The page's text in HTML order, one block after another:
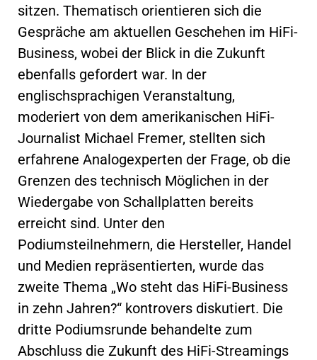
sitzen. Thematisch orientieren sich die
Gespräche am aktuellen Geschehen im HiFi-
Business, wobei der Blick in die Zukunft
ebenfalls gefordert war. In der
englischsprachigen Veranstaltung,
moderiert von dem amerikanischen HiFi-
Journalist Michael Fremer, stellten sich
erfahrene Analogexperten der Frage, ob die
Grenzen des technisch Möglichen in der
Wiedergabe von Schallplatten bereits
erreicht sind. Unter den
Podiumsteilnehmern, die Hersteller, Handel
und Medien repräsentierten, wurde das
zweite Thema „Wo steht das HiFi-Business
in zehn Jahren?“ kontrovers diskutiert. Die
dritte Podiumsrunde behandelte zum
Abschluss die Zukunft des HiFi-Streamings